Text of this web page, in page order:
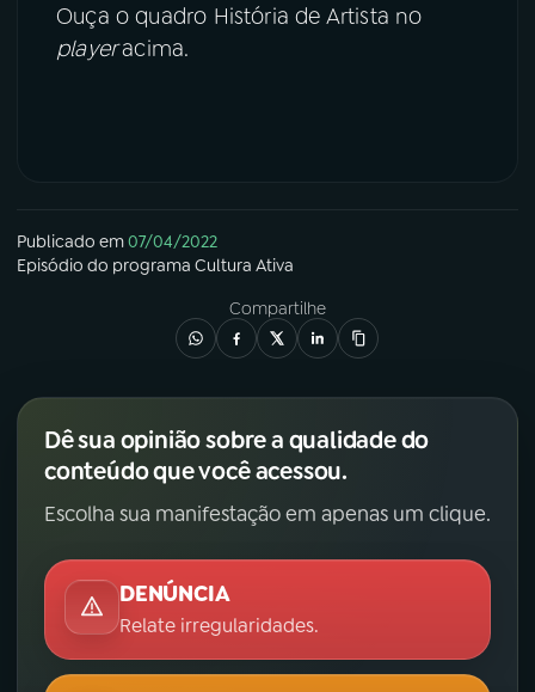
YouTube Facebook
Ouça o quadro História de Artista no
playeracima.
Publicado em07/04/2022
Episódio do programa Cultura Ativa
Compartilhe
Dê sua opinião sobre a qualidade do
conteúdo que você acessou.
Escolha sua manifestação em apenas um clique.
DENÚNCIA
Relate irregularidades.